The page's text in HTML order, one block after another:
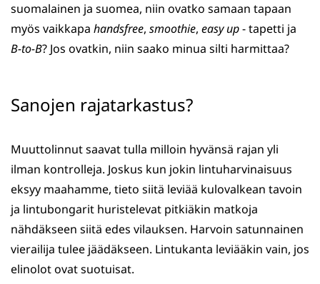
suomalainen ja suomea, niin ovatko samaan tapaan
myös vaikkapa handsfree, smoothie, easy up- tapetti ja
B-to-B? Jos ovatkin, niin saako minua silti harmittaa?
Sanojen rajatarkastus?
Muuttolinnut saavat tulla milloin hyvänsä rajan yli
ilman kontrolleja. Joskus kun jokin lintuharvinaisuus
eksyy maahamme, tieto siitä leviää kulovalkean tavoin
ja lintubongarit huristelevat pitkiäkin matkoja
nähdäkseen siitä edes vilauksen. Harvoin satunnainen
vierailija tulee jäädäkseen. Lintukanta leviääkin vain, jos
elinolot ovat suotuisat.